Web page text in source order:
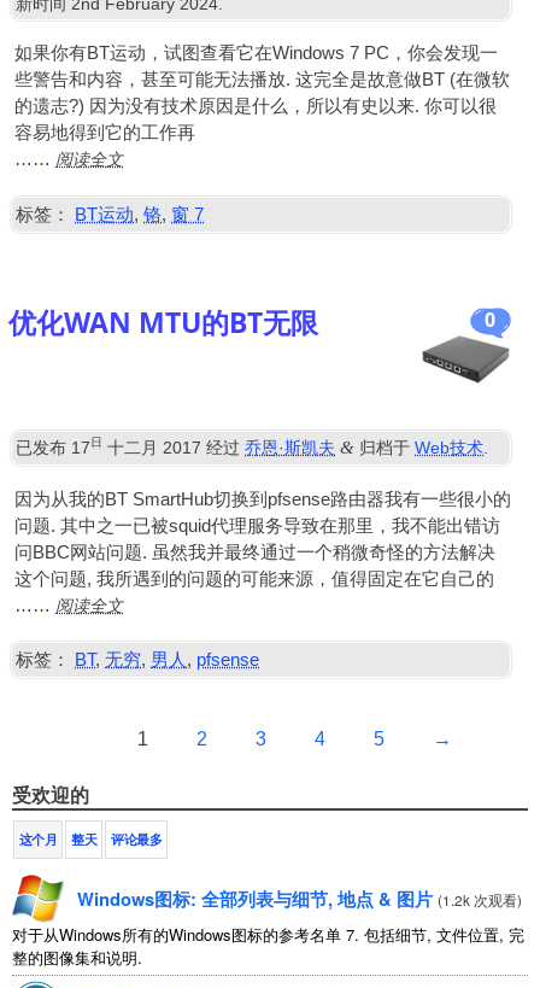
如果你有BT运动，试图查看它在Windows 7 PC，你会发现一
些警告和内容，甚至可能无法播放. 这完全是故意做BT (在微软
的遗志?) 因为没有技术原因是什么，所以有史以来. 你可以很
容易地得到它的工作再
…… 阅读全文
标签： BT运动,铬, 窗 7
0
优化WAN MTU的BT无限
已发布 17日 十二月 2017 经过乔恩·斯凯夫 & 归档于Web技术
因为从我的BT SmartHub切换到pfsense路由器我有一些很小的
问题. 其中之一已被squid代理服务导致在那里，我不能出错访
问BBC网站问题. 虽然我并最终通过一个稍微奇怪的方法解决
这个问题, 我所遇到的问题的可能来源，值得固定在它自己的
…… 阅读全文
标签： BT,无穷, 男人, pfsense
1 2 3 4 5 →
受欢迎的
这个月 整天 评论最多
Windows图标: 全部列表与细节, 地点 & 图片 (1.2k 次观看)
对于从Windows所有的Windows图标的参考名单 7. 包括细节, 文件位置, 完
整的图像集和说明.